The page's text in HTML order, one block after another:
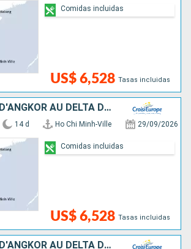
US$ 6,528 Tasas incluidas
Comidas incluidas
DES TEMPLES D'ANGKOR AU DELTA DU MÉKONG, HANOÏ ET LA BAIE D'ALONG (FORMULE PORT/PORT)
14 d Ho Chi Minh-Ville 29/09/2026
US$ 6,528 Tasas incluidas
Comidas incluidas
DES TEMPLES D'ANGKOR AU DELTA DU MÉKONG, VIVEZ DES FÊTES DE FIN D'ANNÉES UNIQUES ET DÉPAYSANTES